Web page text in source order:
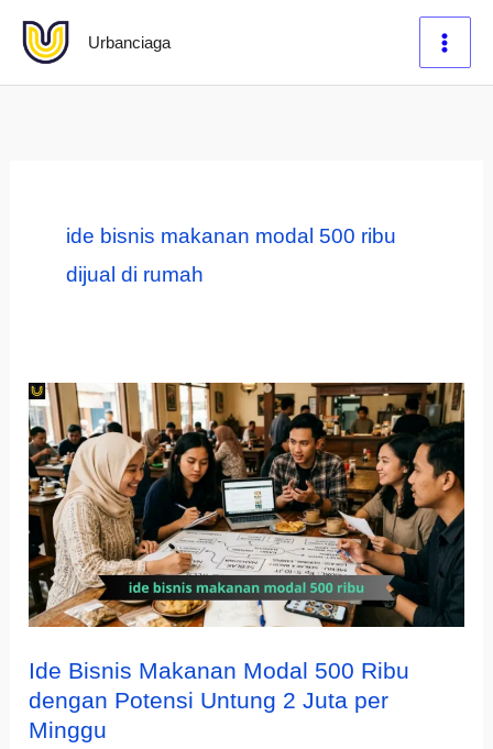
Lewati
konten
Urbanciaga
ide bisnis makanan modal 500 ribu
dijual di rumah
Ide Bisnis Makanan Modal 500 Ribu
dengan Potensi Untung 2 Juta per
Minggu